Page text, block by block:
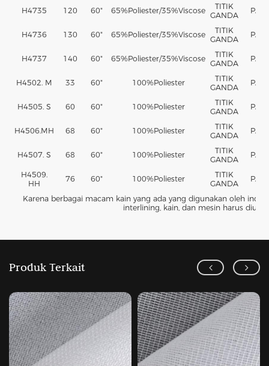
H4735 120 60" 65%Poliester/35%Viscose
TITIK
GANDA
PA
H4736 130 60" 65%Poliester/35%Viscose
TITIK
GANDA
PA
H4737 140 60" 65%Poliester/35%Viscose
TITIK
GANDA
PA
H4502. M 33 60" 100%Poliester
TITIK
GANDA
PA
H4505. S 60 60" 100%Poliester
TITIK
GANDA
PA
H4506.MH 68 60" 100%Poliester
TITIK
GANDA
PA
H4507. S 68 60" 100%Poliester
TITIK
GANDA
PA
H4509.
HH
76 60" 100%Poliester
TITIK
GANDA
PA
Karena berbagai macam kain yang ada yang digunakan oleh
interlining, kain, dan mesin harus diuji
Produk Terkait